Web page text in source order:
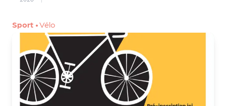
Sport •Vélo
ui
o
m
m
e
s